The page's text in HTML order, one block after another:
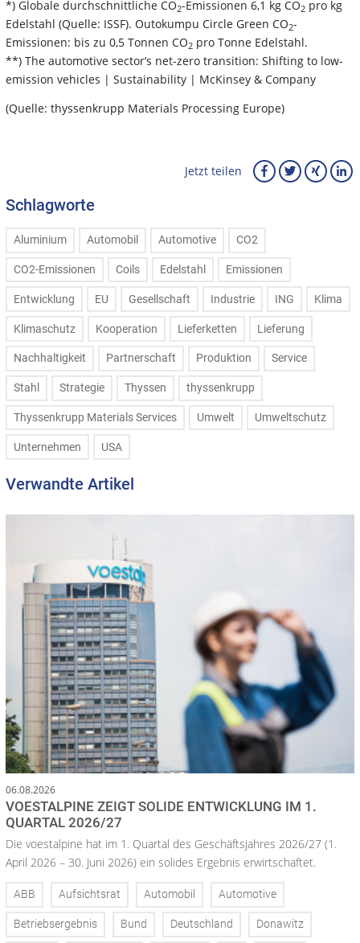
*) Globale durchschnittliche CO2-Emissionen 6,1 kg CO2 pro kg
Edelstahl (Quelle: ISSF). Outokumpu Circle Green CO2-
Emissionen: bis zu 0,5 Tonnen CO2 pro Tonne Edelstahl.
**) The automotive sector’s net-zero transition: Shifting to low-
emission vehicles | Sustainability | McKinsey & Company
(Quelle: thyssenkrupp Materials Processing Europe)
Jetzt teilen
Schlagworte
Aluminium Automobil Automotive CO2
CO2-Emissionen Coils Edelstahl Emissionen
Entwicklung EU Gesellschaft Industrie ING Klima
Klimaschutz Kooperation Lieferketten Lieferung
Nachhaltigkeit Partnerschaft Produktion Service
Stahl Strategie Thyssen thyssenkrupp
Thyssenkrupp Materials Services Umwelt Umweltschutz
Unternehmen USA
Verwandte Artikel
06.08.2026
VOESTALPINE ZEIGT SOLIDE ENTWICKLUNG IM 1.
QUARTAL 2026/27
Die voestalpine hat im 1. Quartal des Geschäftsjahres 2026/27 (1.
April 2026 – 30. Juni 2026) ein solides Ergebnis erwirtschaftet.
ABB Aufsichtsrat Automobil Automotive
Betriebsergebnis Bund Deutschland Donawitz